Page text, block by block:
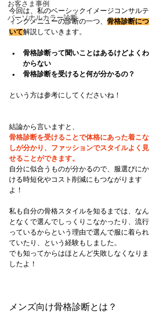
お客さま事例
パーソナルカラー診断
今回は、私のベーシックイメージコンサルテ
ィングメニューの診断の一つ、 骨格診断につ
いて解説していきます。
骨格診断って聞いことはあるけどよくわ
からない
骨格診断を受けると何が分かるの？
という方は参考にしてくださいね！
結論から言いますと、
骨格診断を受けることで体格にあった着こな
しが分かり、ファッションでスタイルよく見
せることができます。
自分に似合うものが分かるので、服選びにか
ける時短化やコスト削減にもつながります
よ！
私も自分の骨格スタイルを知るまでは、なん
となくで選んでしっくりこなかったり、流行
っているからという理由で選んで服に着られ
ていたり、という経験もしました。
でも知ってからはほとんど失敗しなくなりま
したよ！
メンズ向け骨格診断とは？